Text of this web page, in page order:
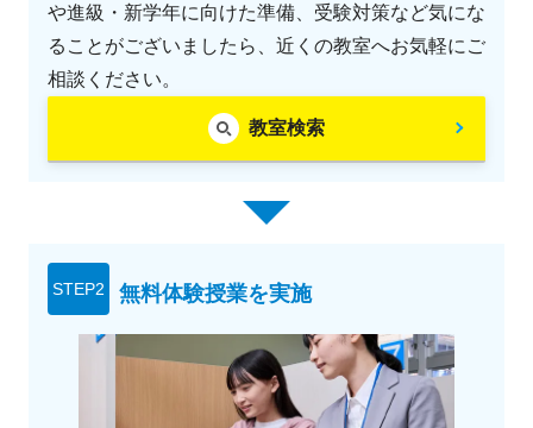
や進級・新学年に向けた準備、受験対策など気にな
ることがございましたら、近くの教室へお気軽にご
相談ください。
教室検索
STEP2 無料体験授業を実施